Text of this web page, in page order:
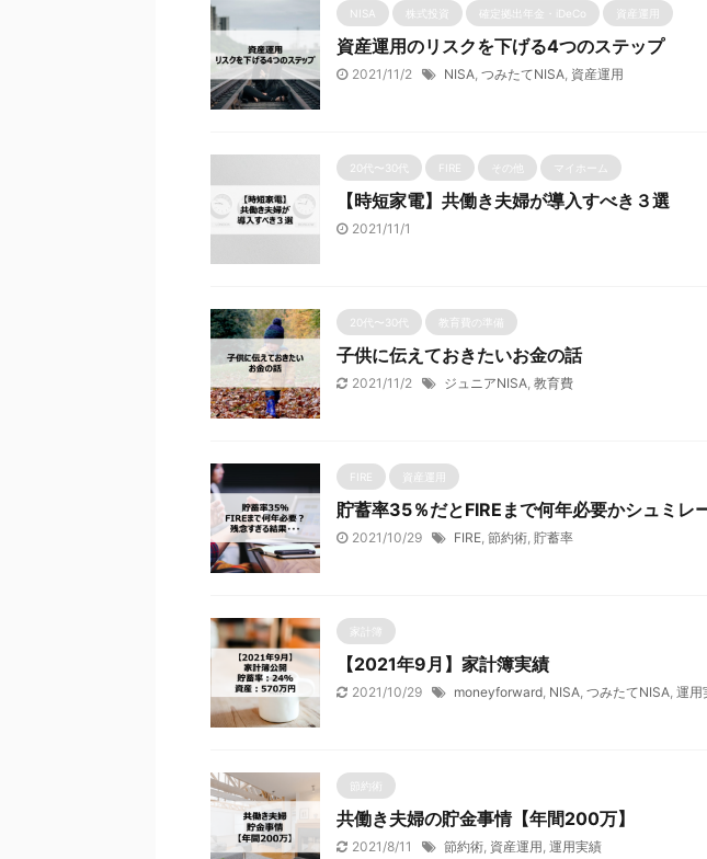
NISA 株式投資 確定拠出年金・iDeCo 資産運用
資産運用のリスクを下げる4つのステップ
2021/11/2 NISA つみたてNISA 資産運用
20代〜30代 FIRE その他 マイホーム
【時短家電】共働き夫婦が導入すべき３選
2021/11/1
20代〜30代 教育費の準備
子供に伝えておきたいお金の話
2021/11/2 ジュニアNISA 教育費
FIRE 資産運用
貯蓄率35％だとFIREまで何年必要かシュミレ
2021/10/29 FIRE 節約術 貯蓄率
家計簿
【2021年9月】家計簿実績
2021/10/29 moneyforward NISA つみたてNISA 運用
節約術
共働き夫婦の貯金事情【年間200万】
2021/8/11 節約術 資産運用 運用実績